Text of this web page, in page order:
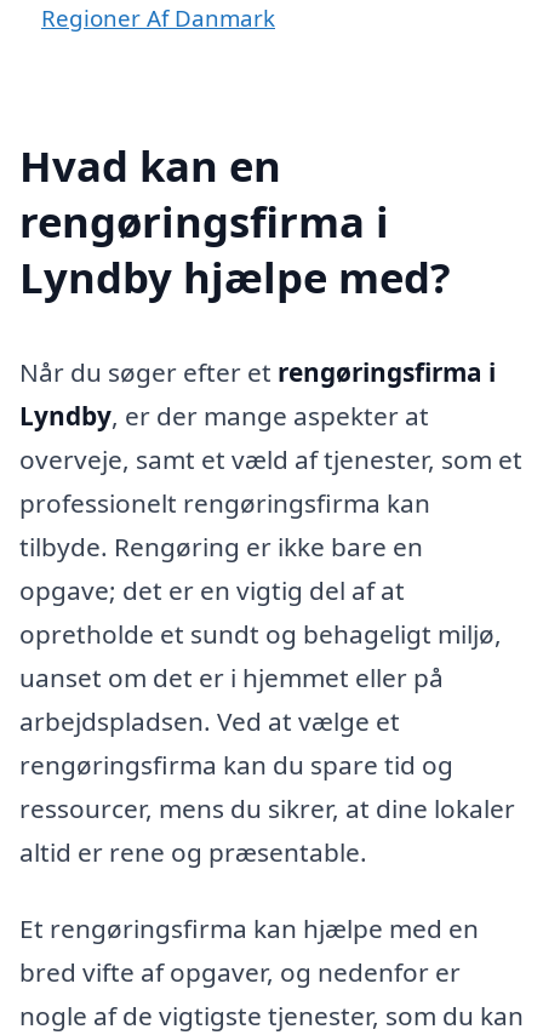
Regioner Af Danmark
Hvad kan en
rengøringsfirma i
Lyndby hjælpe med?
Når du søger efter et rengøringsfirma i
Lyndby, er der mange aspekter at
overveje, samt et væld af tjenester, som et
professionelt rengøringsfirma kan
tilbyde. Rengøring er ikke bare en
opgave; det er en vigtig del af at
opretholde et sundt og behageligt miljø,
uanset om det er i hjemmet eller på
arbejdspladsen. Ved at vælge et
rengøringsfirma kan du spare tid og
ressourcer, mens du sikrer, at dine lokaler
altid er rene og præsentable.
Et rengøringsfirma kan hjælpe med en
bred vifte af opgaver, og nedenfor er
nogle af de vigtigste tjenester, som du kan